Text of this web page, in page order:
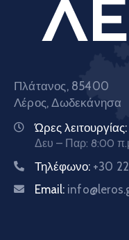
Πλάτανος, 85400
Λέρος, Δωδεκάνησα
Ώρες λειτουργίας:
Δευ – Παρ: 8:00
Τηλέφωνο: +30
Email: